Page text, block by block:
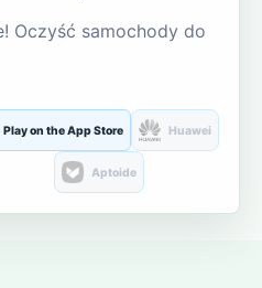
Oczyść samochody do
Play on the App Store Huawei
Aptoide